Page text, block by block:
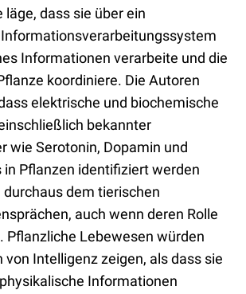
dass sie über ein
Informationen verarbeite und die
koordiniere. Die Autoren
elektrische und biochemische
bekannter
wie Serotonin, Dopamin und
in Pflanzen identifiziert werden
dem tierischen
auch wenn deren Rolle
Pflanzliche Lebewesen würden
von Intelligenz zeigen, als dass sie
Informationen